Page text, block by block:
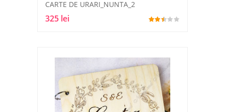
CARTE DE URARI_NUNTA_2
325 lei